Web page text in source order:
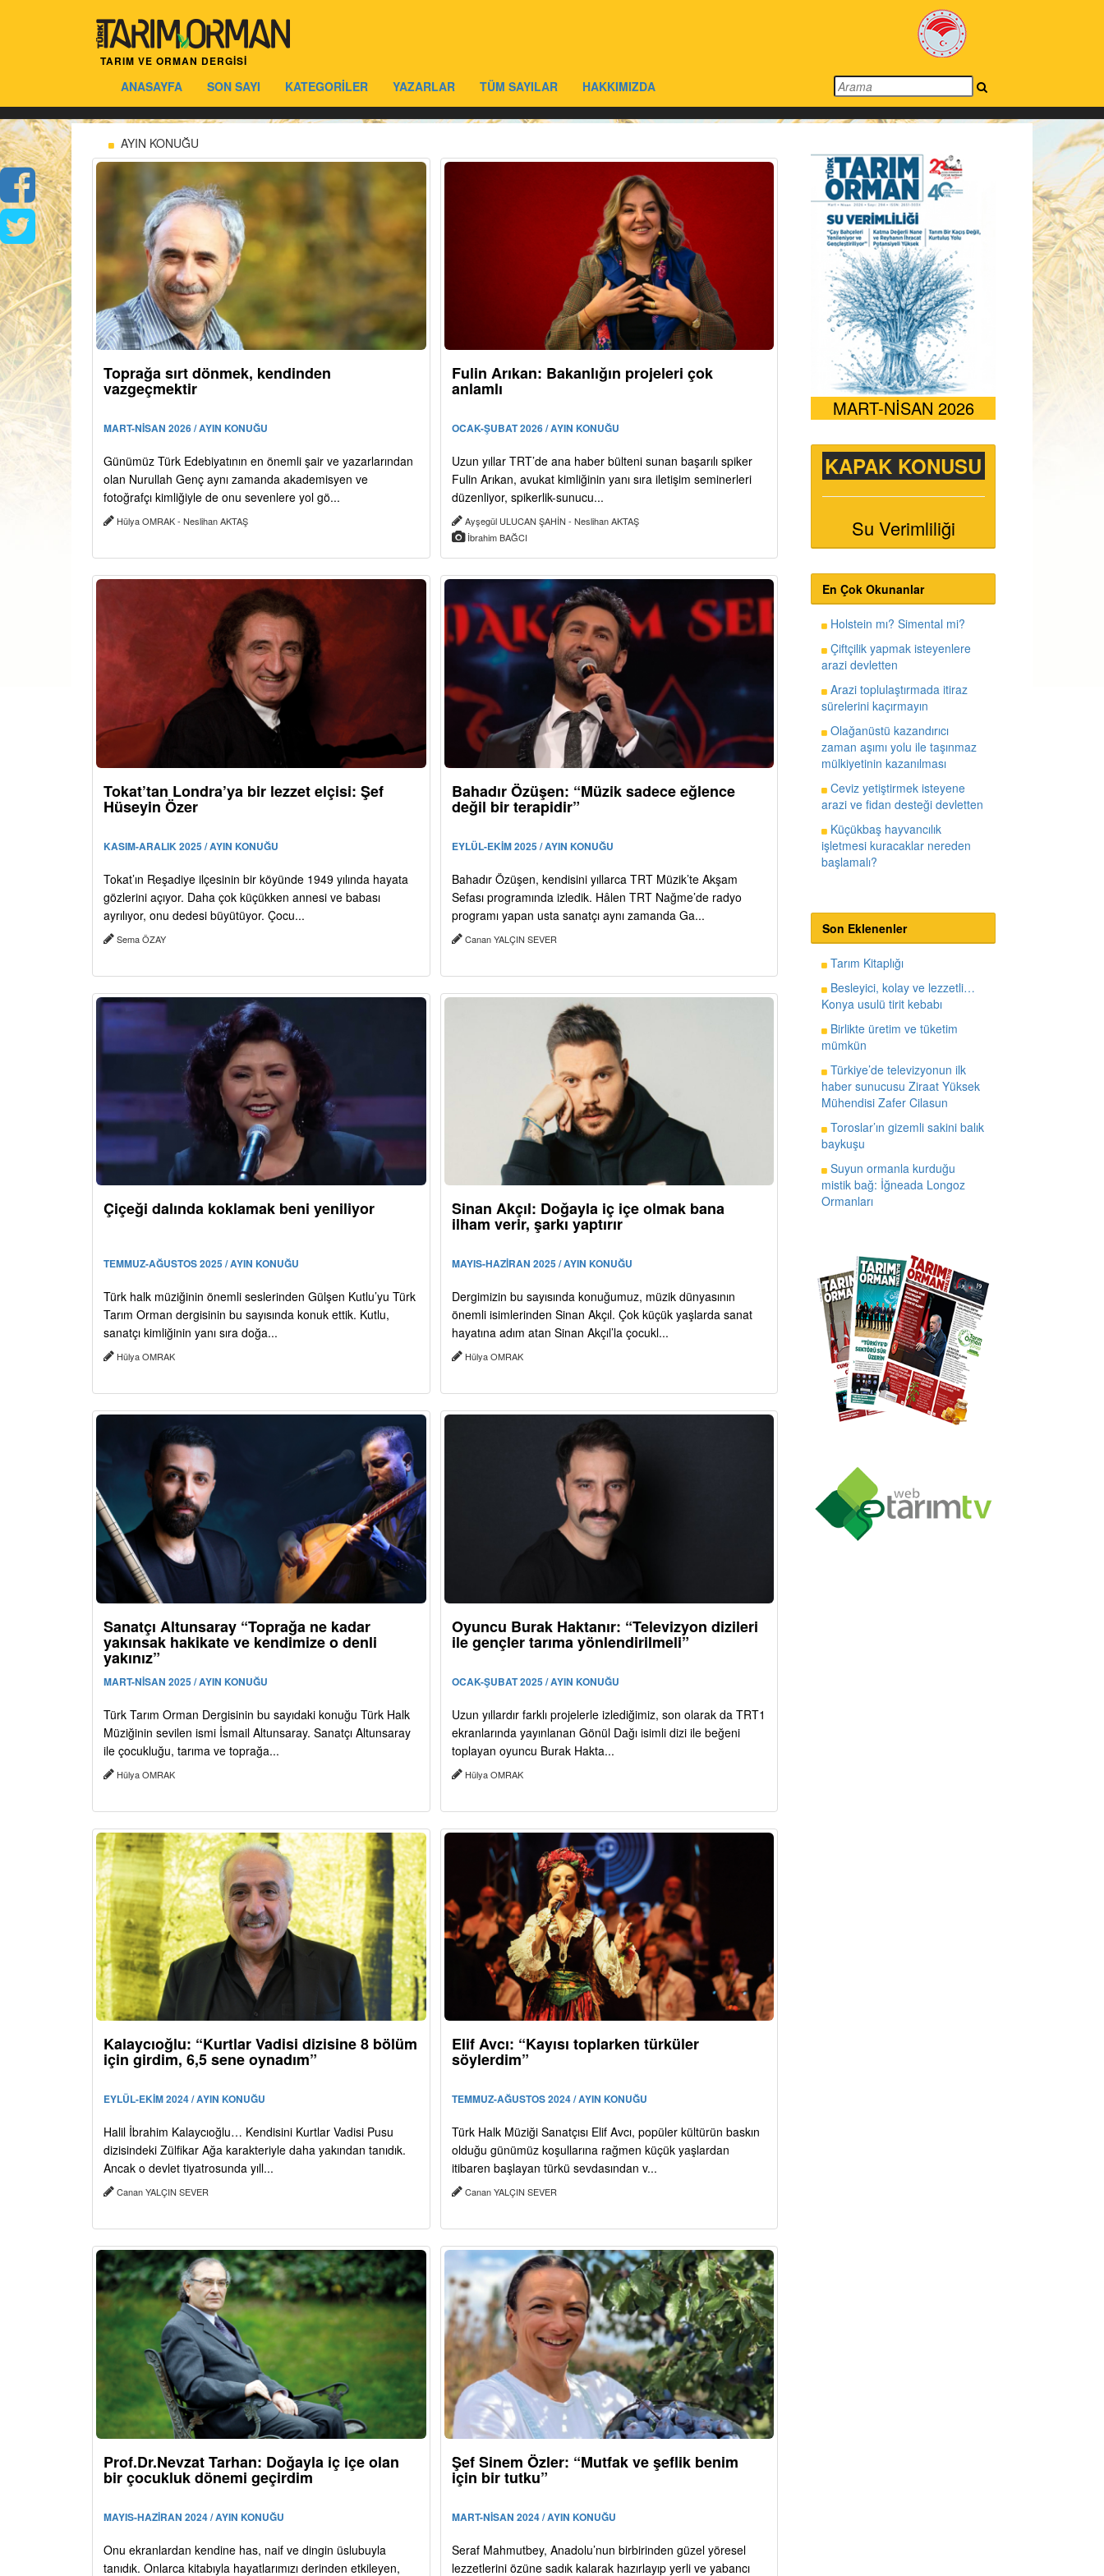
TARIM VE ORMAN DERGİSİ
ANASAYFA SON SAYI KATEGORİLER YAZARLAR TÜM SAYILAR HAKKIMIZDA
AYIN KONUĞU
Toprağa sırt dönmek, kendinden
vazgeçmektir
MART-NİSAN 2026 / AYIN KONUĞU
Günümüz Türk Edebiyatının en önemli şair ve yazarlarından
olan Nurullah Genç aynı zamanda akademisyen ve
fotoğrafçı kimliğiyle de onu sevenlere yol gö...
Hülya OMRAK - Neslihan AKTAŞ
Fulin Arıkan: Bakanlığın projeleri çok
anlamlı
OCAK-ŞUBAT 2026 / AYIN KONUĞU
Uzun yıllar TRT’de ana haber bülteni sunan başarılı spiker
Fulin Arıkan, avukat kimliğinin yanı sıra iletişim seminerleri
düzenliyor, spikerlik-sunucu...
Ayşegül ULUCAN ŞAHİN - Neslihan AKTAŞ
İbrahim BAĞCI
Tokat’tan Londra’ya bir lezzet elçisi: Şef
Hüseyin Özer
KASIM-ARALIK 2025 / AYIN KONUĞU
Tokat’ın Reşadiye ilçesinin bir köyünde 1949 yılında hayata
gözlerini açıyor. Daha çok küçükken annesi ve babası
ayrılıyor, onu dedesi büyütüyor. Çocu...
Sema ÖZAY
Bahadır Özüşen: “Müzik sadece eğlence
değil bir terapidir”
EYLÜL-EKİM 2025 / AYIN KONUĞU
Bahadır Özüşen, kendisini yıllarca TRT Müzik’te Akşam
Sefası programında izledik. Hâlen TRT Nağme’de radyo
programı yapan usta sanatçı aynı zamanda Ga...
Canan YALÇIN SEVER
Çiçeği dalında koklamak beni yeniliyor
TEMMUZ-AĞUSTOS 2025 / AYIN KONUĞU
Türk halk müziğinin önemli seslerinden Gülşen Kutlu’yu Türk
Tarım Orman dergisinin bu sayısında konuk ettik. Kutlu,
sanatçı kimliğinin yanı sıra doğa...
Hülya OMRAK
Sinan Akçıl: Doğayla iç içe olmak bana
ilham verir, şarkı yaptırır
MAYIS-HAZİRAN 2025 / AYIN KONUĞU
Dergimizin bu sayısında konuğumuz, müzik dünyasının
önemli isimlerinden Sinan Akçıl. Çok küçük yaşlarda sanat
hayatına adım atan Sinan Akçıl’la çocukl...
Hülya OMRAK
Sanatçı Altunsaray “Toprağa ne kadar
yakınsak hakikate ve kendimize o denli
yakınız”
MART-NİSAN 2025 / AYIN KONUĞU
Türk Tarım Orman Dergisinin bu sayıdaki konuğu Türk Halk
Müziğinin sevilen ismi İsmail Altunsaray. Sanatçı Altunsaray
ile çocukluğu, tarıma ve toprağa...
Hülya OMRAK
Oyuncu Burak Haktanır: “Televizyon dizileri
ile gençler tarıma yönlendirilmeli”
OCAK-ŞUBAT 2025 / AYIN KONUĞU
Uzun yıllardır farklı projelerle izlediğimiz, son olarak da TRT1
ekranlarında yayınlanan Gönül Dağı isimli dizi ile beğeni
toplayan oyuncu Burak Hakta...
Hülya OMRAK
Kalaycıoğlu: “Kurtlar Vadisi dizisine 8 bölüm
için girdim, 6,5 sene oynadım”
EYLÜL-EKİM 2024 / AYIN KONUĞU
Halil İbrahim Kalaycıoğlu… Kendisini Kurtlar Vadisi Pusu
dizisindeki Zülfikar Ağa karakteriyle daha yakından tanıdık.
Ancak o devlet tiyatrosunda yıll...
Canan YALÇIN SEVER
Elif Avcı: “Kayısı toplarken türküler
söylerdim”
TEMMUZ-AĞUSTOS 2024 / AYIN KONUĞU
Türk Halk Müziği Sanatçısı Elif Avcı, popüler kültürün baskın
olduğu günümüz koşullarına rağmen küçük yaşlardan
itibaren başlayan türkü sevdasından v...
Canan YALÇIN SEVER
Prof.Dr.Nevzat Tarhan: Doğayla iç içe olan
bir çocukluk dönemi geçirdim
MAYIS-HAZİRAN 2024 / AYIN KONUĞU
Onu ekranlardan kendine has, naif ve dingin üslubuyla
tanıdık. Onlarca kitabıyla hayatlarımızı derinden etkileyen,
Şef Sinem Özler: “Mutfak ve şeflik benim
için bir tutku”
MART-NİSAN 2024 / AYIN KONUĞU
Seraf Mahmutbey, Anadolu’nun birbirinden güzel yöresel
lezzetlerini özüne sadık kalarak hazırlayıp yerli ve yabancı
MART-NİSAN 2026
KAPAK KONUSU
Su Verimliliği
En Çok Okunanlar
Holstein mı? Simental mi?
Çiftçilik yapmak isteyenlere
arazi devletten
Arazi toplulaştırmada itiraz
sürelerini kaçırmayın
Olağanüstü kazandırıcı
zaman aşımı yolu ile taşınmaz
mülkiyetinin kazanılması
Ceviz yetiştirmek isteyene
arazi ve fidan desteği devletten
Küçükbaş hayvancılık
işletmesi kuracaklar nereden
başlamalı?
Son Eklenenler
Tarım Kitaplığı
Besleyici, kolay ve lezzetli…
Konya usulü tirit kebabı
Birlikte üretim ve tüketim
mümkün
Türkiye’de televizyonun ilk
haber sunucusu Ziraat Yüksek
Mühendisi Zafer Cilasun
Toroslar’ın gizemli sakini balık
baykuşu
Suyun ormanla kurduğu
mistik bağ: İğneada Longoz
Ormanları